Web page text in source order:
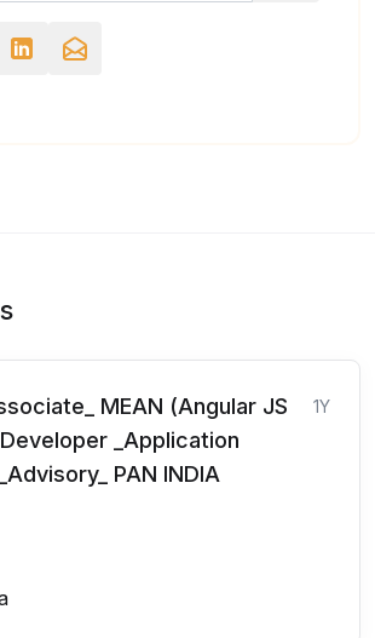
MEAN (Angular JS
_Application
PAN INDIA
1Y